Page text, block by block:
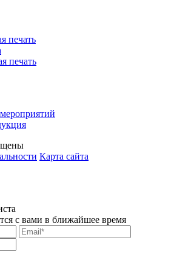
печать
печать
Карта сайта
с вами в ближайшее время